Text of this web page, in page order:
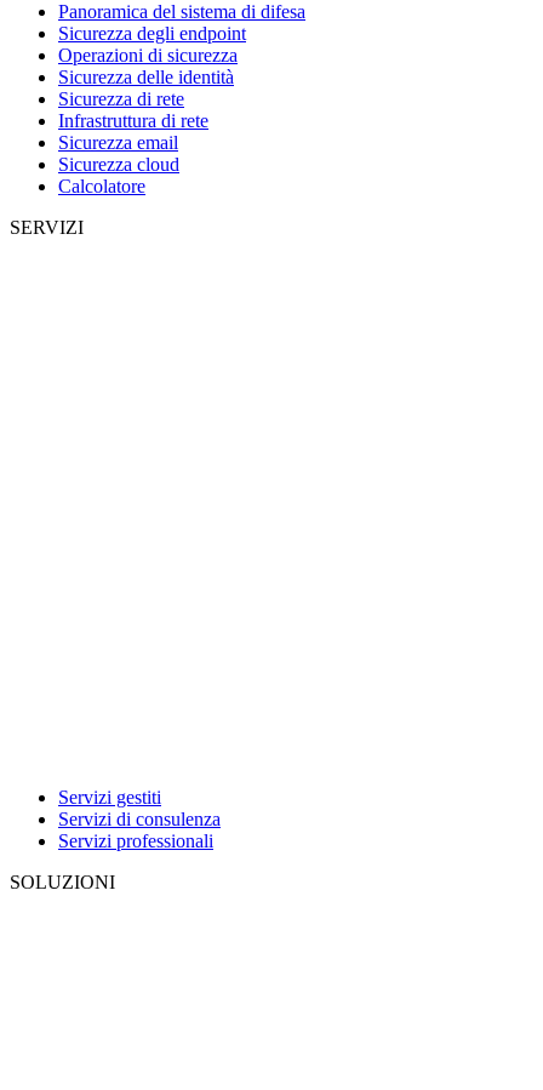
Panoramica del sistema di difesa
Sicurezza degli endpoint
Operazioni di sicurezza
Sicurezza delle identità
Sicurezza di rete
Infrastruttura di rete
Sicurezza email
Sicurezza cloud
Calcolatore
SERVIZI
Servizi gestiti
Servizi di consulenza
Servizi professionali
SOLUZIONI